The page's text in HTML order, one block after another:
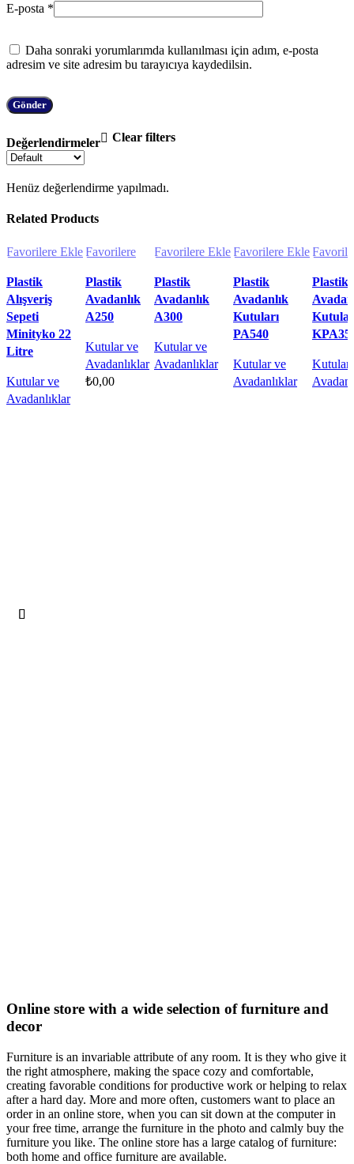
Değerlendirmeler Clear filters
Henüz değerlendirme yapılmadı.
E-posta *
Daha sonraki yorumlarımda kullanılması için adım, e-posta
adresim ve site adresim bu tarayıcıya kaydedilsin.
Related Products
Favorilere Ekle
Plastik
Alışveriş
Sepeti
Minityko 22
Litre
Kutular ve
Avadanlıklar
Favorilere
Plastik
Avadanlık
A250
Kutular ve
Avadanlıklar
₺0,00
Favorilere Ekle
Plastik
Avadanlık
A300
Kutular ve
Avadanlıklar
Favorilere Ekle
Plastik
Avadanlık
Kutuları
PA540
Kutular ve
Avadanlıklar
Plastik
KPA35
Kutular
Online store with a wide selection of furniture and
decor
Furniture is an invariable attribute of any room. It is they who give it
the right atmosphere, making the space cozy and comfortable,
creating favorable conditions for productive work or helping to relax
after a hard day. More and more often, customers want to place an
order in an online store, when you can sit down at the computer in
your free time, arrange the furniture in the photo and calmly buy the
furniture you like. The online store has a large catalog of furniture:
both home and office furniture are available.